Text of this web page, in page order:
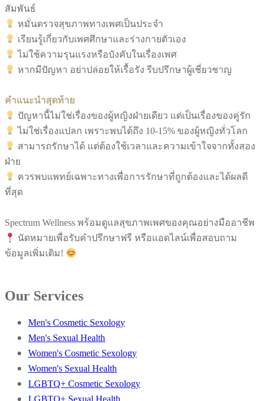
สัมพันธ์
หมั่นตรวจสุขภาพทางเพศเป็นประจำ
เรียนรู้เกี่ยวกับเพศศึกษาและร่างกายตัวเอง
ไม่ใช้ความรุนแรงหรือบังคับในเรื่องเพศ
หากมีปัญหา อย่าปล่อยให้เรื้อรัง รีบปรึกษาผู้เชี่ยวชาญ
คำแนะนำสุดท้าย
ปัญหานี้ไม่ใช่เรื่องของผู้หญิงฝ่ายเดียว แต่เป็นเรื่องของคู่รัก
ไม่ใช่เรื่องแปลก เพราะพบได้ถึง 10-15% ของผู้หญิงทั่วโลก
สามารถรักษาได้ แต่ต้องใช้เวลาและความเข้าใจจากทั้งสอง
ฝ่าย
ควรพบแพทย์เฉพาะทางเพื่อการรักษาที่ถูกต้องและได้ผลดี
ที่สุด
Spectrum Wellness พร้อมดูแลสุขภาพเพศของคุณอย่างมืออาชีพ
นัดหมายเพื่อรับคำปรึกษาฟรี หรือแอดไลน์เพื่อสอบถาม
ข้อมูลเพิ่มเติม!
Our Services
Men's Cosmetic Sexology
Men's Sexual Health
Women's Cosmetic Sexology
Women's Sexual Health
LGBTQ+ Cosmetic Sexology